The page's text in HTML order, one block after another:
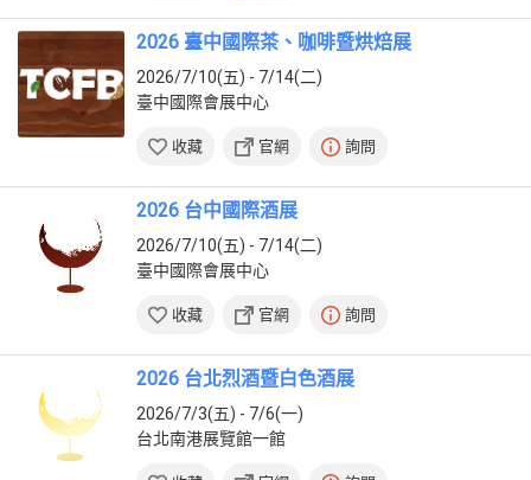
2026 臺中國際茶、咖啡暨烘焙展
2026/7/10(五) - 7/14(二)
臺中國際會展中心
收藏 官網 詢問
2026 台中國際酒展
2026/7/10(五) - 7/14(二)
臺中國際會展中心
收藏 官網 詢問
2026 台北烈酒暨白色酒展
2026/7/3(五) - 7/6(一)
台北南港展覽館一館